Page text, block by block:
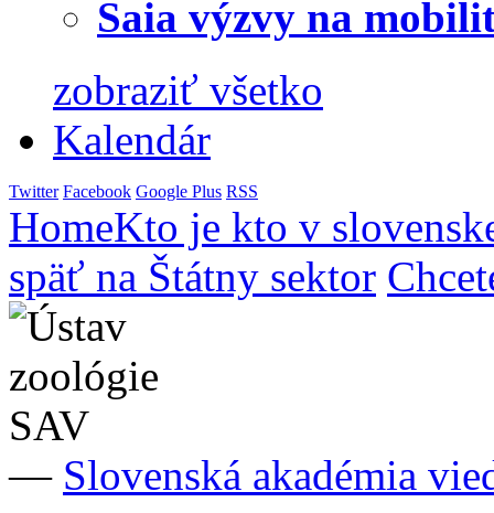
Saia výzvy na
zobraziť všetko
Kalendár
Twitter Facebook Google Plus RSS
HomeKto je kto v
späť na Štátny sektor
— Slovenská akadémia